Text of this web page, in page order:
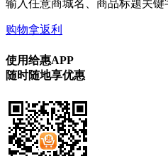
输入任意商城名、商品标题关键
购物拿返利
使用给惠APP
随时随地享优惠